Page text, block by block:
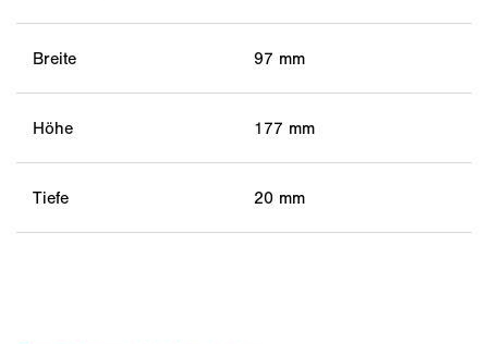
Breite 97 mm
Höhe 177 mm
Tiefe 20 mm